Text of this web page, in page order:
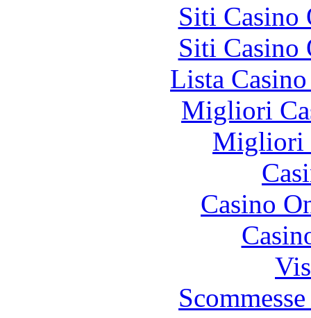
Siti Casino
Siti Casino
Lista
Migliori
Migliori
Casino